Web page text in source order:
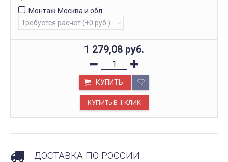
Монтаж Москва и обл.
1 279,08 руб.
КУПИТЬ
ДОСТАВКА ПО РОССИИ